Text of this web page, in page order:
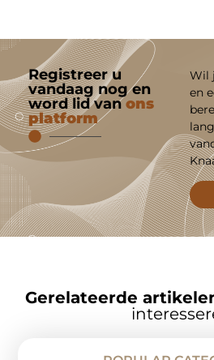
Registreer u
vandaag nog en
word lid vanons
platform
Wil
en
Gerelateerde